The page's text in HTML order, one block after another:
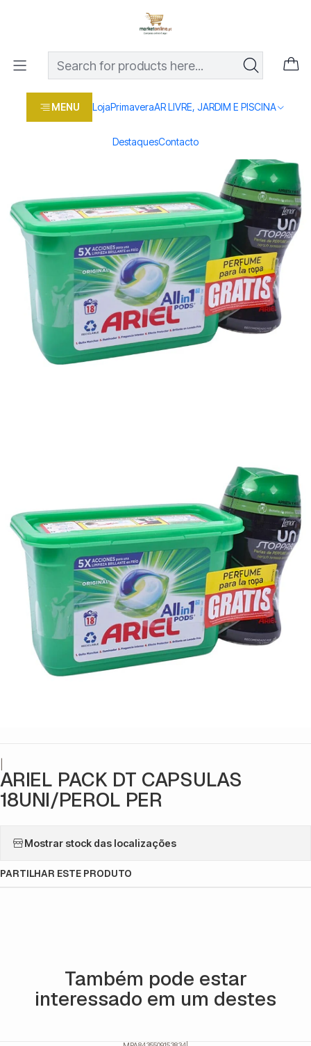
MENU LojaPrimaveraAR LIVRE, JARDIM E PISCINA
DestaquesContacto
Os melhores preços em produtos para casa, jardim e bricolage
Home Loja Casa e conforto
DROGARIA E LIMPEZA
ARIEL PACK DT CAPSULAS 18UNI/PEROL PER
ARIEL PACK DT CAPSULAS
18UNI/PEROL PER
Mostrar stock das localizações
PARTILHAR ESTE PRODUTO
Também pode estar
interessado em um destes